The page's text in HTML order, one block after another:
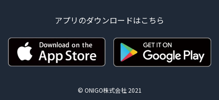
アプリのダウンロードはこちら
© ONIGO株式会社 2021